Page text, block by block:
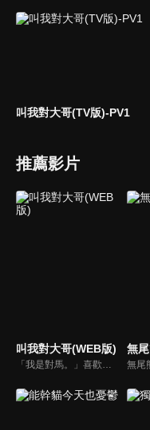
叫我對大哥(TV版)-PV1
推薦影片
叫我對大哥(WEB版)
「我是對馬。」喜歡貓咪的「爺爺(女性)」某天在路上遇見了一隻會說話（？）的貓！這隻目中無人的前野貓名叫「對馬」。爺爺家裡有先入住的「婧大姐」和愛撒嬌又膽小的「茶茶」等。和孤獨一匹狼（？）的地頭貓「修」一起，大家每天都過著悠哉的日子。要不要來稍微一窺對馬和爺爺他們，既奇葩又滿滿對貓咪的愛的日常呢？
無